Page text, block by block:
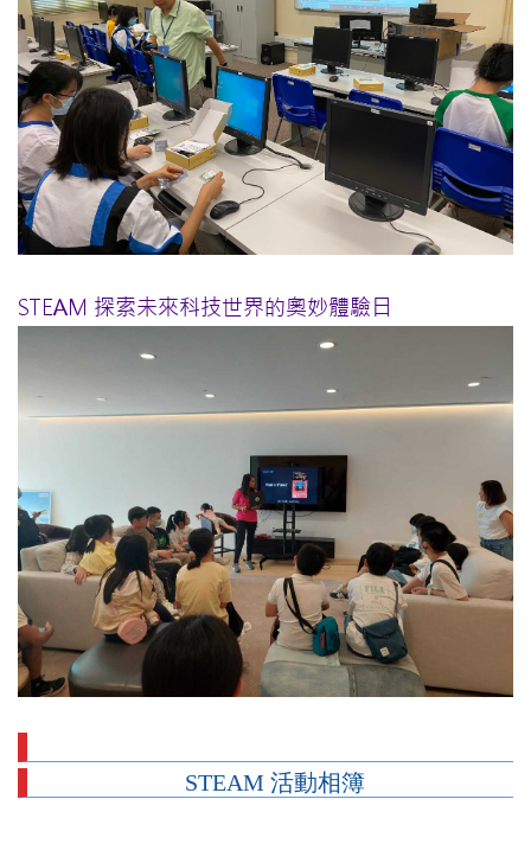
STEAM 探索未來科技世界的奧妙體驗日
STEAM 活動相簿